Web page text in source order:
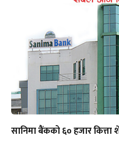
सानिमा बैंकको ६० हजार कित्ता